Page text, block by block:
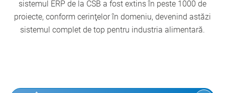
sistemul ERP de la CSB a fost extins în peste 1000 de
proiecte, conform cerinţelor în domeniu, devenind astăzi
sistemul complet de top pentru industria alimentară.